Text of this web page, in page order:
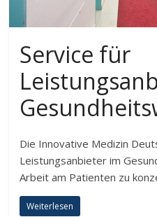
Service für
Die Innovative Medizin
Leistungsanbieter im
Arbeit am Patienten zu
Weiterlesen